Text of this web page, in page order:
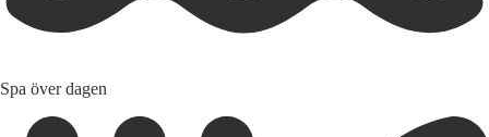
Spa över dagen